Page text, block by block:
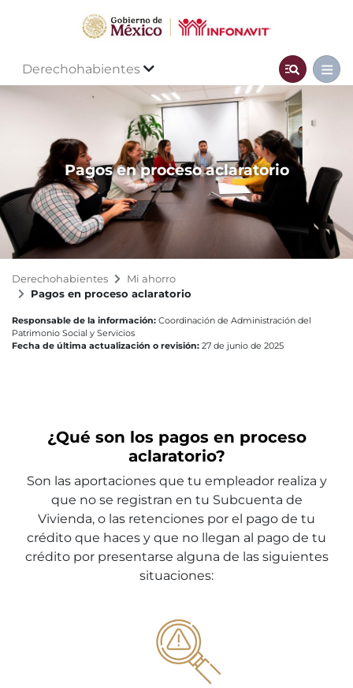
Derechohabientes
Pagos en proceso aclaratorio
Derechohabientes
Mi ahorro
Pagos en proceso aclaratorio
Responsable de la información: Coordinación de Administración del
Patrimonio Social y Servicios
Fecha de última actualización o revisión: 27 de junio de 2025
¿Qué son los pagos en proceso
aclaratorio?
Son las aportaciones que tu empleador realiza y
que no se registran en tu Subcuenta de
Vivienda, o las retenciones por el pago de tu
crédito que haces y que no llegan al pago de tu
crédito por presentarse alguna de las siguientes
situaciones: